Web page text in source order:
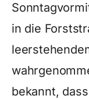
in die
bekannt,